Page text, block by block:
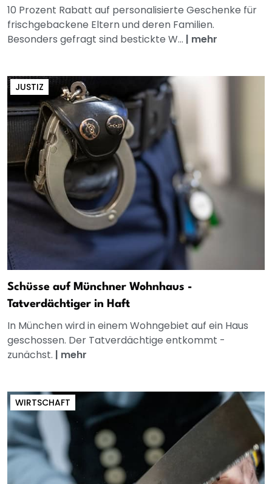
10 Prozent Rabatt auf personalisierte Geschenke für
frischgebackene Eltern und deren Familien.
Besonders gefragt sind bestickte W... | mehr
JUSTIZ
Schüsse auf Münchner Wohnhaus -
Tatverdächtiger in Haft
In München wird in einem Wohngebiet auf ein Haus
geschossen. Der Tatverdächtige entkommt -
zunächst. | mehr
WIRTSCHAFT